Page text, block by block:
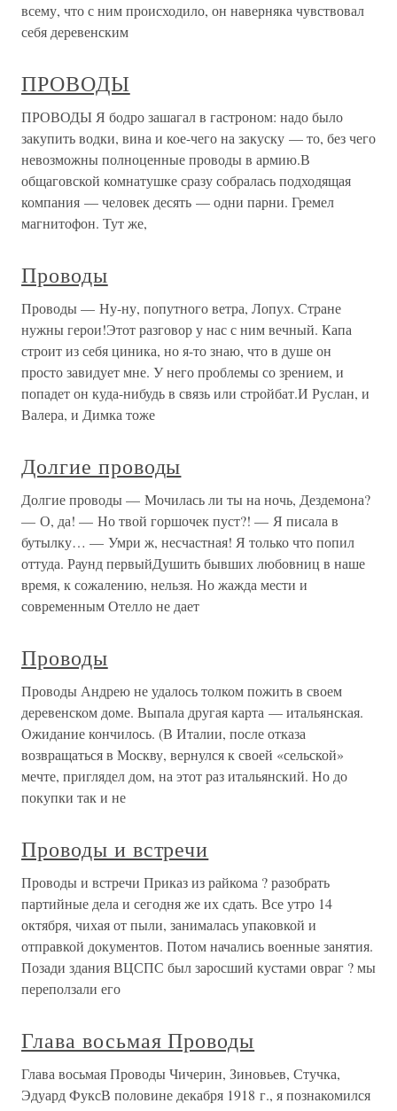
всему, что с ним происходило, он наверняка чувствовал
себя деревенским
ПРОВОДЫ
ПРОВОДЫ Я бодро зашагал в гастроном: надо было
закупить водки, вина и кое-чего на закуску — то, без чего
невозможны полноценные проводы в армию.В
общаговской комнатушке сразу собралась подходящая
компания — человек десять — одни парни. Гремел
магнитофон. Тут же,
Проводы
Проводы — Ну-ну, попутного ветра, Лопух. Стране
нужны герои!Этот разговор у нас с ним вечный. Капа
строит из себя циника, но я-то знаю, что в душе он
просто завидует мне. У него проблемы со зрением, и
попадет он куда-нибудь в связь или стройбат.И Руслан, и
Валера, и Димка тоже
Долгие проводы
Долгие проводы — Мочилась ли ты на ночь, Дездемона?
— О, да! — Но твой горшочек пуст?! — Я писала в
бутылку… — Умри ж, несчастная! Я только что попил
оттуда. Раунд первыйДушить бывших любовниц в наше
время, к сожалению, нельзя. Но жажда мести и
современным Отелло не дает
Проводы
Проводы Андрею не удалось толком пожить в своем
деревенском доме. Выпала другая карта — итальянская.
Ожидание кончилось. (В Италии, после отказа
возвращаться в Москву, вернулся к своей «сельской»
мечте, приглядел дом, на этот раз итальянский. Но до
покупки так и не
Проводы и встречи
Проводы и встречи Приказ из райкома ? разобрать
партийные дела и сегодня же их сдать. Все утро 14
октября, чихая от пыли, занималась упаковкой и
отправкой документов. Потом начались военные занятия.
Позади здания ВЦСПС был заросший кустами овраг ? мы
переползали его
Глава восьмая Проводы
Глава восьмая Проводы Чичерин, Зиновьев, Стучка,
Эдуард ФуксВ половине декабря 1918 г., я познакомился